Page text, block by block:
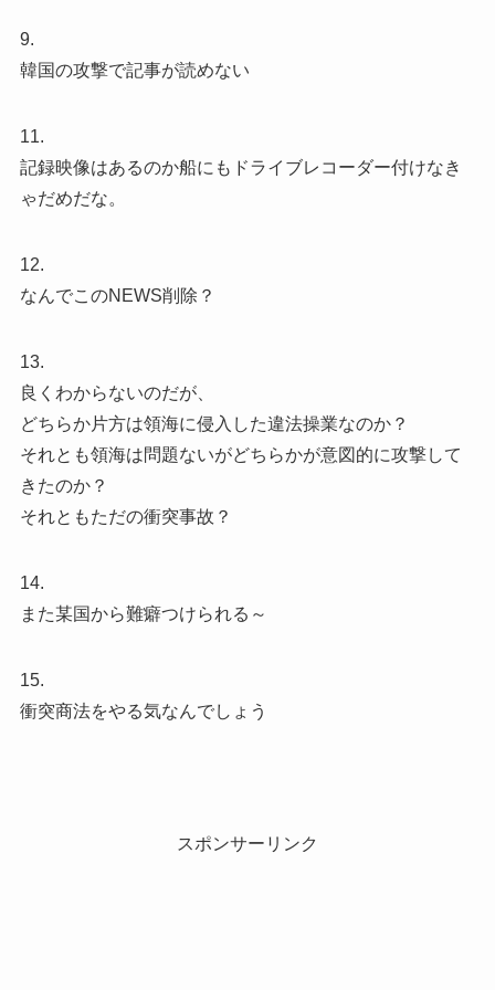
9.
韓国の攻撃で記事が読めない
11.
記録映像はあるのか船にもドライブレコーダー付けなき
ゃだめだな。
12.
なんでこのNEWS削除？
13.
良くわからないのだが、
どちらか片方は領海に侵入した違法操業なのか？
それとも領海は問題ないがどちらかが意図的に攻撃して
きたのか？
それともただの衝突事故？
14.
また某国から難癖つけられる～
15.
衝突商法をやる気なんでしょう
スポンサーリンク